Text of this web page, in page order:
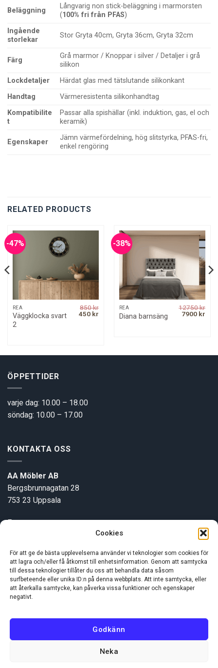
Cookies
För att ge de bästa upplevelserna använder vi teknologier som cookies för
att lagra och/eller få åtkomst till enhetsinformation. Genom att samtycka
till dessa teknologier tillåter du oss att behandla data såsom
surfbeteende eller unika ID:n på denna webbplats. Att inte samtycka, eller
att återkalla samtycke, kan påverka vissa funktioner och egenskaper
negativt.
Godkänn
Neka
Beläggning
Långvarig non stick-beläggning i marmorsten
(100% fri från PFAS)
Ingående
storlekar
Stor Gryta 40cm, Gryta 36cm, Gryta 32cm
Färg
Grå marmor / Knoppar i silver / Detaljer i grå
silikon
Lockdetaljer
Härdat glas med tätslutande silikonkant
Handtag
Värmeresistenta silikonhandtag
Kompatibilite
t
Passar alla spishällar (inkl. induktion, gas, el och
keramik)
Egenskaper
Jämn värmefördelning, hög slitstyrka, PFAS-fri,
enkel rengöring
RELATED PRODUCTS
-47%
REA
Väggklocka svart
2
850kr
Original
450 kr Current
-38%
REA
Diana barnsäng
12750kr
Original
7900 kr
ÖPPETTIDER
varje dag: 10.00 – 18.00
söndag: 10.00 – 17.00
KONTAKTA OSS
AA Möbler AB
Bergsbrunnagatan 28
753 23 Uppsala
E-post:
INFORMATION
Om oss
Visa